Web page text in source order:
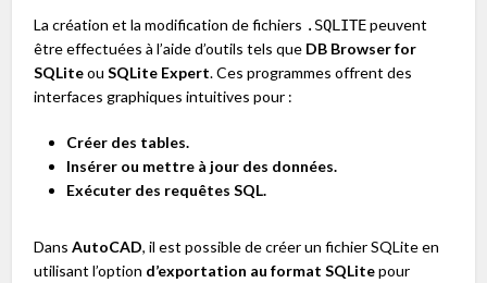
La création et la modification de fichiers .SQLITEpeuvent
être effectuées à l’aide d’outils tels que DB Browser for
SQLiteouSQLite Expert. Ces programmes offrent des
interfaces graphiques intuitives pour :
Créer des tables.
Insérer ou mettre à jour des données.
Exécuter des requêtes SQL.
DansAutoCAD, il est possible de créer un fichier SQLite en
utilisant l’option d’exportation au format SQLitepour